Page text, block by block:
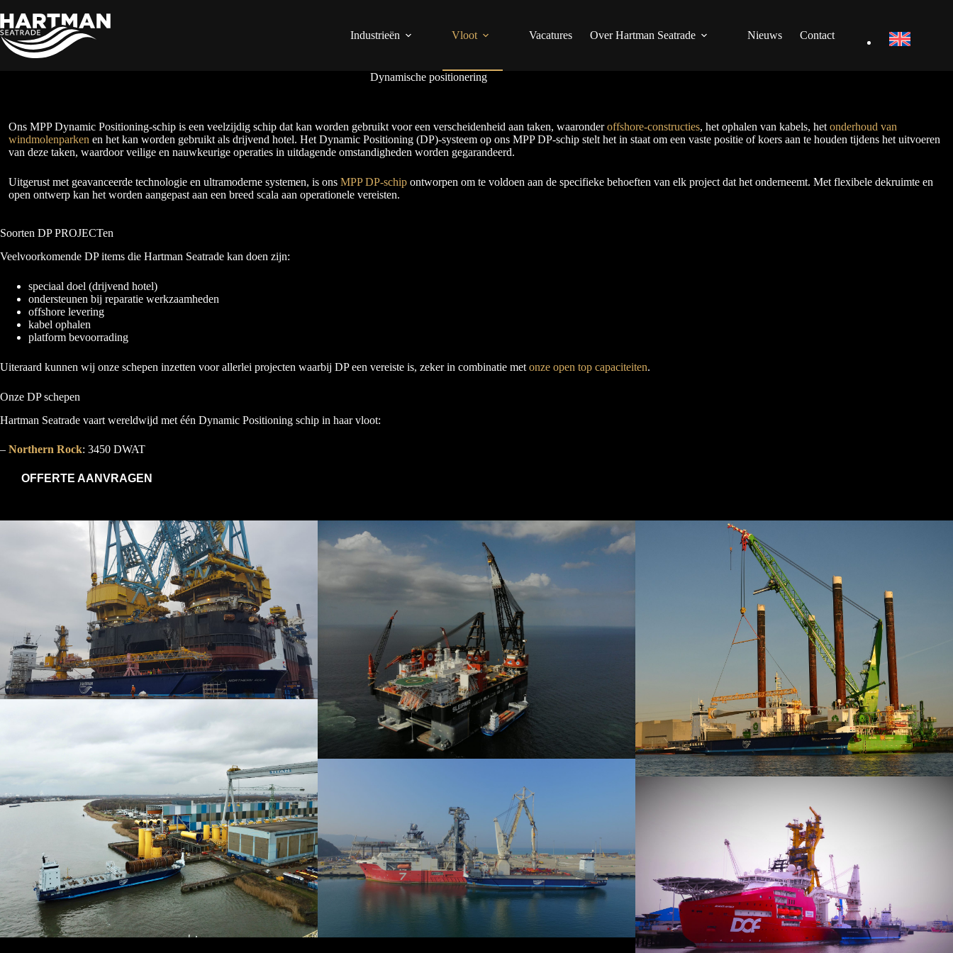
naar
de
inhoud
Industrieën Vloot Vacatures Over Hartman Seatrade Nieuws Contact
Dynamische positionering
Ons MPP Dynamic Positioning-schip is een veelzijdig schip dat kan worden gebruikt voor een verscheidenheid aan taken, waaronderoffshore-constructies, het ophalen van kabels, het onderhoud van
windmolenparken en het kan worden gebruikt als drijvend hotel. Het Dynamic Positioning (DP)-systeem op ons MPP DP-schip stelt het in staat om een vaste positie of koers aan te houden tijdens het uitvoeren
van deze taken, waardoor veilige en nauwkeurige operaties in uitdagende omstandigheden worden gegarandeerd.
Uitgerust met geavanceerde technologie en ultramoderne systemen, is ons MPP DP-schip ontworpen om te voldoen aan de specifieke behoeften van elk project dat het onderneemt. Met flexibele dekruimte en
open ontwerp kan het worden aangepast aan een breed scala aan operationele vereisten.
Soorten DP PROJECTen
Veelvoorkomende DP items die Hartman Seatrade kan doen zijn:
speciaal doel (drijvend hotel)
ondersteunen bij reparatie werkzaamheden
offshore levering
kabel ophalen
platform bevoorrading
Uiteraard kunnen wij onze schepen inzetten voor allerlei projecten waarbij DP een vereiste is, zeker in combinatie met onze open top capaciteiten.
Onze DP schepen
Hartman Seatrade vaart wereldwijd met één Dynamic Positioning schip in haar vloot:
– Northern Rock: 3450 DWAT
OFFERTE AANVRAGEN